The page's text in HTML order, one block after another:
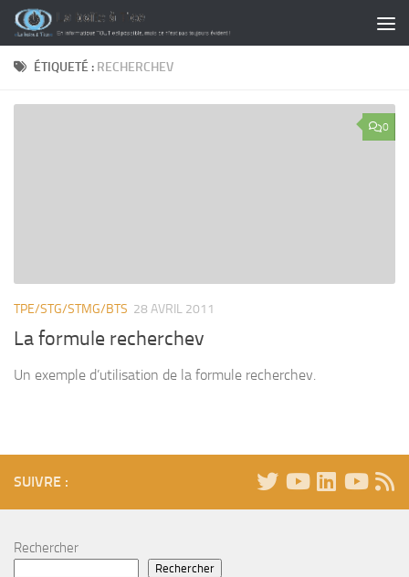
Skip to content
ÉTIQUETÉ : RECHERCHEV
0
TPE/STG/STMG/BTS 28 AVRIL 2011
La formule recherchev
Un exemple d’utilisation de la formule recherchev.
SUIVRE :
Rechercher
Rechercher